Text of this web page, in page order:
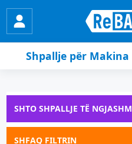
Shpallje për
SHTO SHPALLJE TË
SHFAQ FILTRIN